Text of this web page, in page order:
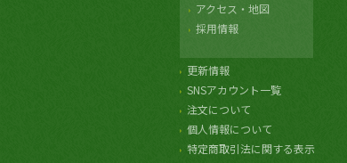
アクセス・地図
採用情報
更新情報
SNSアカウント一覧
注文について
個人情報について
特定商取引法に関する表示